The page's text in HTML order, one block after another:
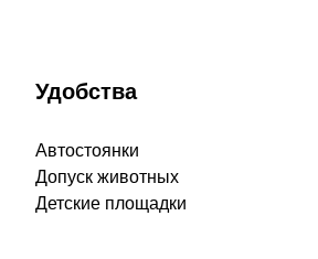
Удобства
Автостоянки
Допуск животных
Детские площадки